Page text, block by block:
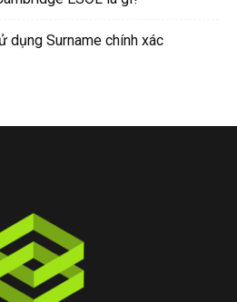
dụng Surname chính xác